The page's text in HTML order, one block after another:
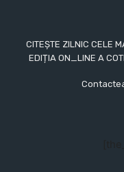
CITEȘTE ZILNIC CELE
EDIȚIA ON_LINE A